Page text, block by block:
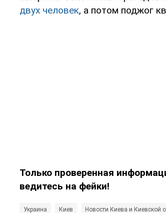
двух человек, а потом поджог
Только проверенная
ведитесь на фейки!
Украина Киев Новости Киева и Киевской